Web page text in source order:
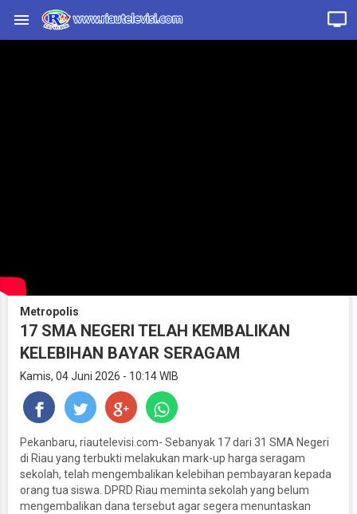
Metropolis
17 SMA NEGERI TELAH KEMBALIKAN
KELEBIHAN BAYAR SERAGAM
Kamis, 04 Juni 2026 - 10:14 WIB
Pekanbaru, riautelevisi.com- Sebanyak 17 dari 31 SMA Negeri
di Riau yang terbukti melakukan mark-up harga seragam
sekolah, telah mengembalikan kelebihan pembayaran kepada
orang tua siswa. DPRD Riau meminta sekolah yang belum
mengembalikan dana tersebut agar segera menuntaskan